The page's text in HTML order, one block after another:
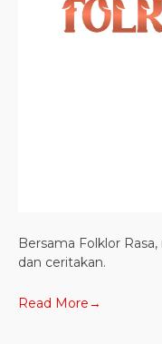
Bersama Folklor
dan ceritakan.
Read More→